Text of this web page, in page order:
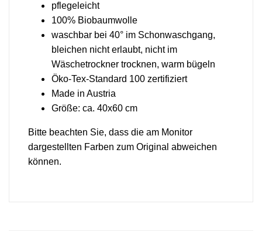
pflegeleicht
100% Biobaumwolle
waschbar bei 40° im Schonwaschgang,
bleichen nicht erlaubt, nicht im
Wäschetrockner trocknen, warm bügeln
Öko-Tex-Standard 100 zertifiziert
Made in Austria
Größe: ca. 40x60 cm
Bitte beachten Sie, dass die am Monitor
dargestellten Farben zum Original abweichen
können.